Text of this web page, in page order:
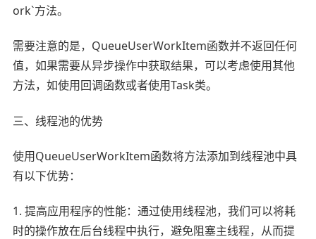
ork`方法。
需要注意的是，QueueUserWorkItem函数并不返回任何
值，如果需要从异步操作中获取结果，可以考虑使用其他
方法，如使用回调函数或者使用Task类。
三、线程池的优势
使用QueueUserWorkItem函数将方法添加到线程池中具
有以下优势：
1. 提高应用程序的性能：通过使用线程池，我们可以将耗
时的操作放在后台线程中执行，避免阻塞主线程，从而提